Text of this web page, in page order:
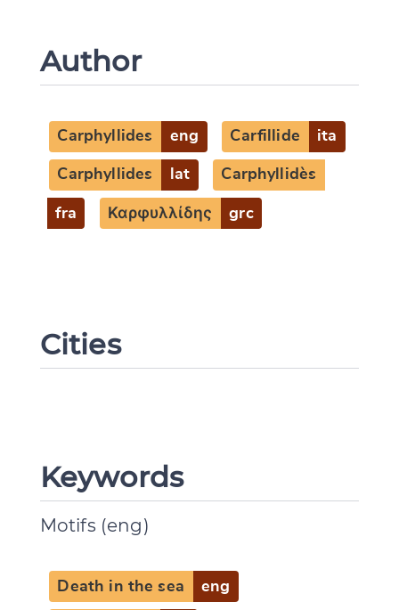
Author
Carphyllides eng Carfillide ita
Carphyllides lat Carphyllidès
fra Καρφυλλίδης grc
Cities
Keywords
Motifs (eng)
Death in the sea eng